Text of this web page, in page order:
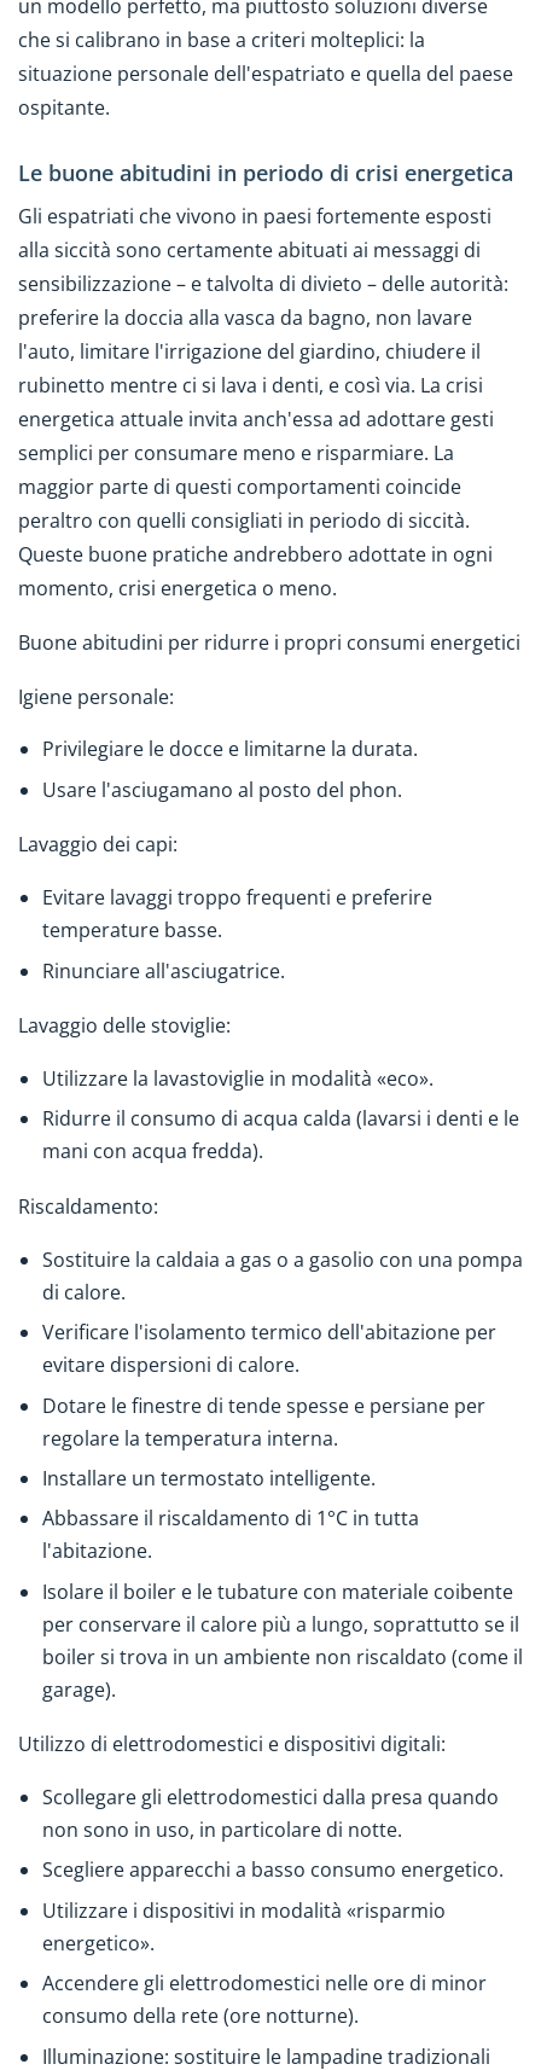
un modello perfetto, ma piuttosto soluzioni diverse
che si calibrano in base a criteri molteplici: la
situazione personale dell'espatriato e quella del paese
ospitante.
Le buone abitudini in periodo di crisi energetica
Gli espatriati che vivono in paesi fortemente esposti
alla siccità sono certamente abituati ai messaggi di
sensibilizzazione – e talvolta di divieto – delle autorità:
preferire la doccia alla vasca da bagno, non lavare
l'auto, limitare l'irrigazione del giardino, chiudere il
rubinetto mentre ci si lava i denti, e così via. La crisi
energetica attuale invita anch'essa ad adottare gesti
semplici per consumare meno e risparmiare. La
maggior parte di questi comportamenti coincide
peraltro con quelli consigliati in periodo di siccità.
Queste buone pratiche andrebbero adottate in ogni
momento, crisi energetica o meno.
Buone abitudini per ridurre i propri consumi energetici
Igiene personale:
Privilegiare le docce e limitarne la durata.
Usare l'asciugamano al posto del phon.
Lavaggio dei capi:
Evitare lavaggi troppo frequenti e preferire
temperature basse.
Rinunciare all'asciugatrice.
Lavaggio delle stoviglie:
Utilizzare la lavastoviglie in modalità «eco».
Ridurre il consumo di acqua calda (lavarsi i denti e le
mani con acqua fredda).
Riscaldamento:
Sostituire la caldaia a gas o a gasolio con una pompa
di calore.
Verificare l'isolamento termico dell'abitazione per
evitare dispersioni di calore.
Dotare le finestre di tende spesse e persiane per
regolare la temperatura interna.
Installare un termostato intelligente.
Abbassare il riscaldamento di 1°C in tutta
l'abitazione.
Isolare il boiler e le tubature con materiale coibente
per conservare il calore più a lungo, soprattutto se il
boiler si trova in un ambiente non riscaldato (come il
garage).
Utilizzo di elettrodomestici e dispositivi digitali:
Scollegare gli elettrodomestici dalla presa quando
non sono in uso, in particolare di notte.
Scegliere apparecchi a basso consumo energetico.
Utilizzare i dispositivi in modalità «risparmio
energetico».
Accendere gli elettrodomestici nelle ore di minor
consumo della rete (ore notturne).
Illuminazione: sostituire le lampadine tradizionali